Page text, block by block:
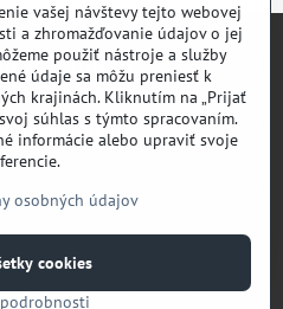
dolina
dolina
Copyright
ochrany osobných údajov
vašej návštevy tejto webovej
a zhromažďovanie údajov o jej
použiť nástroje a služby
údaje sa môžu preniesť k
krajinách. Kliknutím na „Prijať
súhlas s týmto spracovaním.
informácie alebo upraviť svoje
osobných údajov
cookies